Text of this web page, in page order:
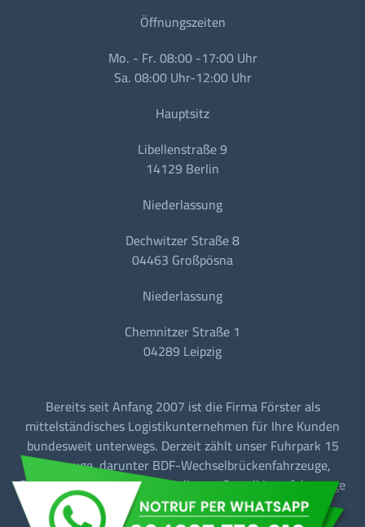
Öffnungszeiten
Mo. - Fr. 08:00 -17:00 Uhr
Sa. 08:00 Uhr-12:00 Uhr
Hauptsitz
Libellenstraße 9
14129 Berlin
Niederlassung
Dechwitzer Straße 8
04463 Großpösna
Niederlassung
Chemnitzer Straße 1
04289 Leipzig
Bereits seit Anfang 2007 ist die Firma Förster als
mittelständisches Logistikunternehmen für Ihre Kunden
bundesweit unterwegs. Derzeit zählt unser Fuhrpark 15
Fahrzeuge, darunter BDF-Wechselbrückenfahrzeuge,
Sattelzugmaschinen mit Tautliner + Sattelkipperfahrzeuge
für den Baustellen-/Linien-/Begegnungs- und